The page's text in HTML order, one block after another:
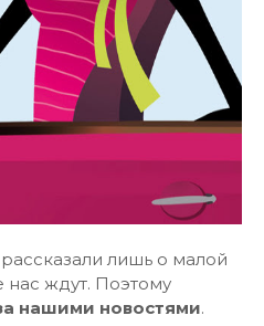
лишь о малой
нас ждут. Поэтому
нашими новостями.